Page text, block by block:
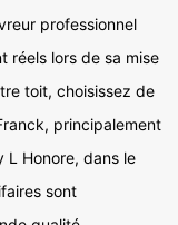
professionnel
réels lors de sa mise
toit, choisissez de
principalement
L Honore, dans le
sont